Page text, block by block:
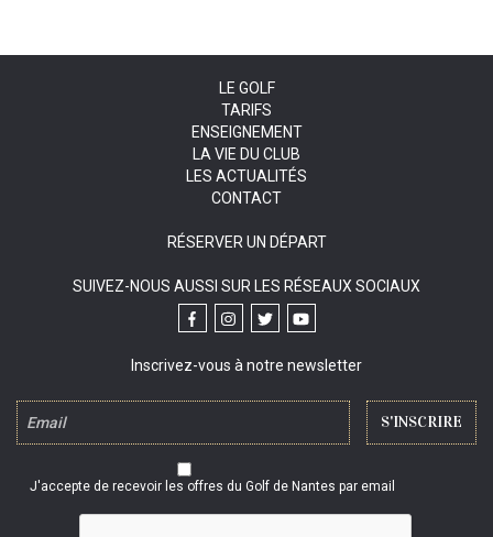
LE GOLF
TARIFS
ENSEIGNEMENT
LA VIE DU CLUB
LES ACTUALITÉS
CONTACT
RÉSERVER UN DÉPART
SUIVEZ-NOUS AUSSI SUR LES RÉSEAUX SOCIAUX
Inscrivez-vous à notre newsletter
J'accepte de recevoir les offres du Golf de Nantes par email